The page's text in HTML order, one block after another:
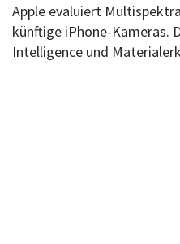
Apple evaluiert
künftige iPhone-Kameras.
Intelligence und